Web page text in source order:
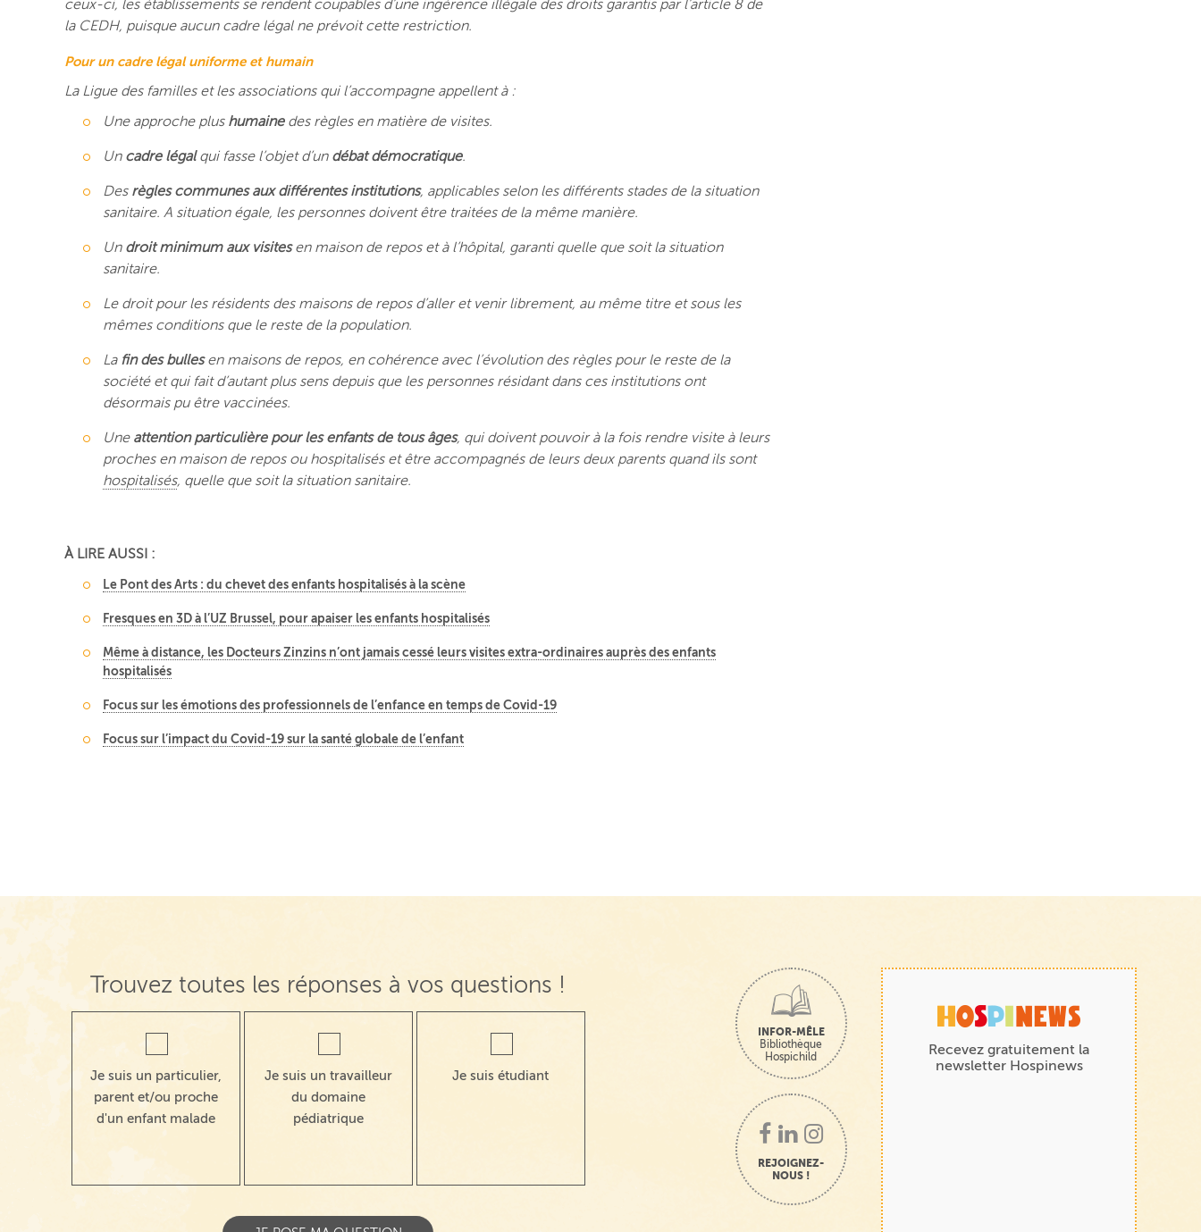
ceux-ci, les établissements se rendent coupables d’une ingérence illégale des droits garantis par l’article 8 de
la CEDH, puisque aucun cadre légal ne prévoit cette restriction.
Pour un cadre légal uniforme et humain
La Ligue des familles et les associations qui l’accompagne appellent à :
Une approche plus humainedes règles en matière de visites.
Un cadre légalqui fasse l’objet d’un débat démocratique.
Des règles communes aux différentes institutions, applicables selon les différents stades de la situation
sanitaire. A situation égale, les personnes doivent être traitées de la même manière.
Un droit minimum aux visitesen maison de repos et à l’hôpital, garanti quelle que soit la situation
sanitaire.
Le droit pour les résidents des maisons de repos d’aller et venir librement, au même titre et sous les
mêmes conditions que le reste de la population.
La fin des bullesen maisons de repos, en cohérence avec l’évolution des règles pour le reste de la
société et qui fait d’autant plus sens depuis que les personnes résidant dans ces institutions ont
désormais pu être vaccinées.
Une attention particulière pour les enfants de tous âges, qui doivent pouvoir à la fois rendre visite à leurs
proches en maison de repos ou hospitalisés et être accompagnés de leurs deux parents quand ils sont
hospitalisés, quelle que soit la situation sanitaire.
À LIRE AUSSI :
Le Pont des Arts : du chevet des enfants hospitalisés à la scène
Fresques en 3D à l’UZ Brussel, pour apaiser les enfants hospitalisés
Même à distance, les Docteurs Zinzins n’ont jamais cessé leurs visites extra-ordinaires auprès des enfants
hospitalisés
Focus sur les émotions des professionnels de l’enfance en temps de Covid-19
Focus sur l’impact du Covid-19 sur la santé globale de l’enfant
Navigation de post
Trouvez toutes les réponses à vos questions !
Je suis un particulier,
parent et/ou proche
d'un enfant malade
Je suis un travailleur
du domaine
pédiatrique
Je suis étudiant
INFOR-MÊLE
Bibliothèque
Hospichild
REJOIGNEZ-
NOUS !
Recevez gratuitement la
newsletter Hospinews